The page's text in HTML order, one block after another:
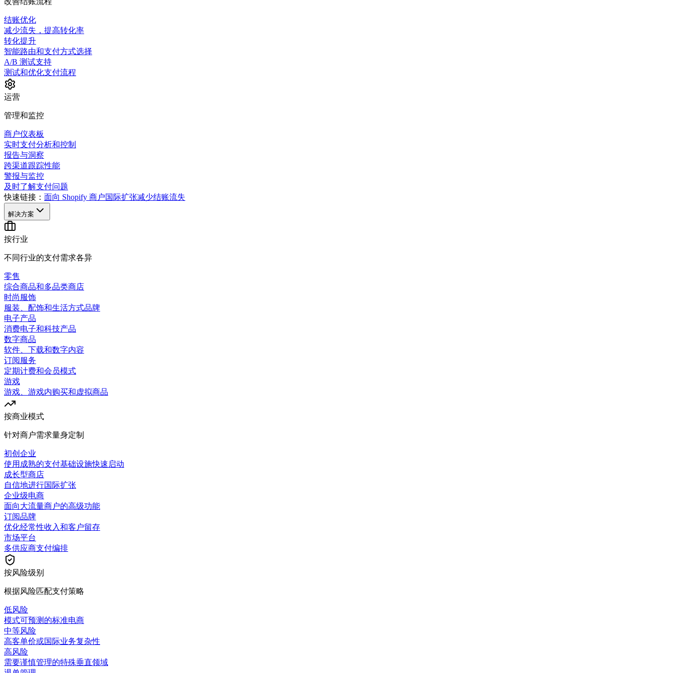
结账优化
减少流失，提高转化率
转化提升
智能路由和支付方式选择
A/B 测试支持
测试和优化支付流程
运营
管理和监控
商户仪表板
实时支付分析和控制
报告与洞察
跨渠道跟踪性能
警报与监控
及时了解支付问题
快速链接： 面向 Shopify 商户国际扩张减少结账流失
解决方案
按行业
不同行业的支付需求各异
零售
综合商品和多品类商店
时尚服饰
服装、配饰和生活方式品牌
电子产品
消费电子和科技产品
数字商品
软件、下载和数字内容
订阅服务
定期计费和会员模式
游戏
游戏、游戏内购买和虚拟商品
按商业模式
针对商户需求量身定制
初创企业
使用成熟的支付基础设施快速启动
成长型商店
自信地进行国际扩张
企业级电商
面向大流量商户的高级功能
订阅品牌
优化经常性收入和客户留存
市场平台
多供应商支付编排
按风险级别
根据风险匹配支付策略
低风险
模式可预测的标准电商
中等风险
高客单价或国际业务复杂性
高风险
需要谨慎管理的特殊垂直领域